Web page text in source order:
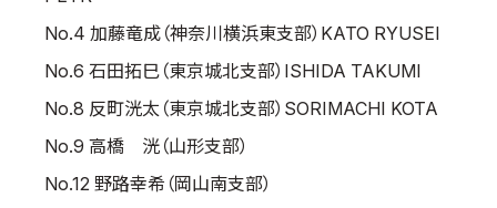
一般の部・壮年部の方
会員制度
No.4 加藤竜成（神奈川横浜東支部）KATO RYUSEI
No.6 石田拓巳（東京城北支部）ISHIDA TAKUMI
No.8 反町洸太（東京城北支部）SORIMACHI KOTA
No.9 高橋 洸（山形支部）
No.12 野路幸希（岡山南支部）